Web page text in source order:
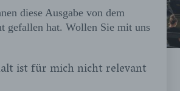
diese Ausgabe von dem
gefallen hat. Wollen Sie mit uns
ist für mich nicht relevant